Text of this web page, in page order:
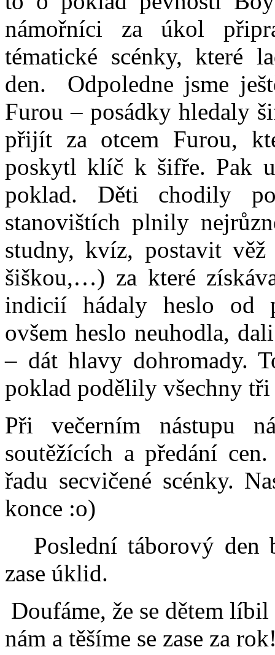
námořníci za úkol
tématické scénky, které
den.
Odpoledne jsme
Furou – posádky hledaly
přijít za otcem Furou,
poskytl klíč k šifře. Pak
poklad. Děti chodily
stanovištích plnily
studny, kvíz, postavit
šiškou,…) za které
indicií hádaly heslo od
ovšem heslo neuhodla,
– dát hlavy dohromady.
poklad podělily všechny tři
Při večerním nástupu
soutěžících a předání
řadu secvičené scénky.
konce :o)
Poslední táborový den
zase úklid.
Doufáme, že se dětem
nám a těšíme se zase za